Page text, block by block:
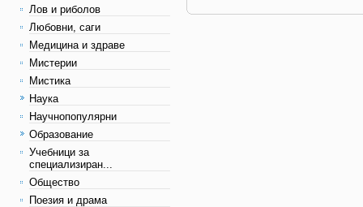
Лов и риболов
Любовни, саги
Медицина и здраве
Мистерии
Мистика
Наука
Научнопопулярни
Образование
Учебници за
специализиран...
Общество
Поезия и драма